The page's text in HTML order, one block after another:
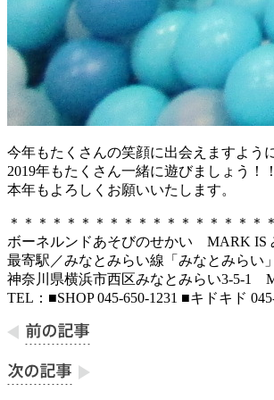
今年もたくさんの笑顔に出会えますように
2019年もたくさん一緒に遊びましょう！！
本年もよろしくお願いいたします。
＊＊＊＊＊＊＊＊＊＊＊＊＊＊＊＊＊＊
ボーネルンドあそびのせかい MARK IS
最寄駅／みなとみらい線「みなとみらい
神奈川県横浜市西区みなとみらい3-5-1
TEL：■SHOP 045-650-1231 ■キドキド